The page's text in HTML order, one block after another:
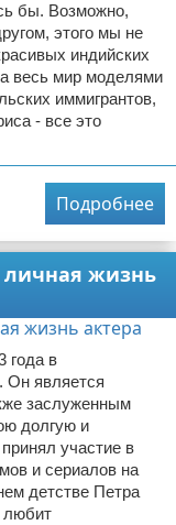
бы. Возможно,
этого мы не
индийских
весь мир моделями
иммигрантов,
- все это
Подробнее
личная жизнь
года в
Он является
заслуженным
долгую и
участие в
и сериалов на
детстве Петра
любит